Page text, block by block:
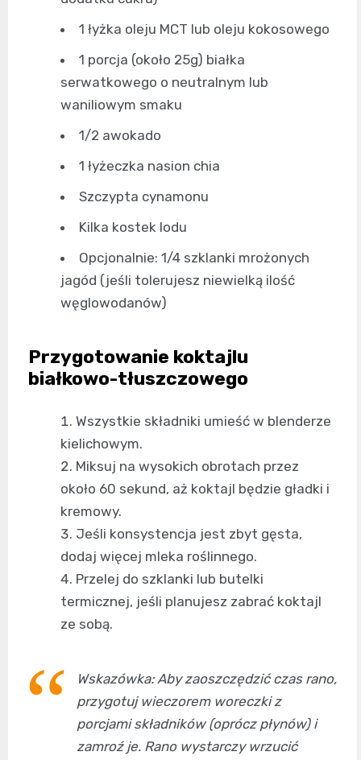
1 łyżka oleju MCT lub oleju kokosowego
1 porcja (około 25g) białka
serwatkowego o neutralnym lub
waniliowym smaku
1/2 awokado
1 łyżeczka nasion chia
Szczypta cynamonu
Kilka kostek lodu
Opcjonalnie: 1/4 szklanki mrożonych
jagód (jeśli tolerujesz niewielką ilość
węglowodanów)
Przygotowanie koktajlu
białkowo-tłuszczowego
Wszystkie składniki umieść w blenderze
kielichowym.
Miksuj na wysokich obrotach przez
około 60 sekund, aż koktajl będzie gładki i
kremowy.
Jeśli konsystencja jest zbyt gęsta,
dodaj więcej mleka roślinnego.
Przelej do szklanki lub butelki
termicznej, jeśli planujesz zabrać koktajl
ze sobą.
Wskazówka: Aby zaoszczędzić czas rano,
przygotuj wieczorem woreczki z
porcjami składników (oprócz płynów) i
zamroź je. Rano wystarczy wrzucić